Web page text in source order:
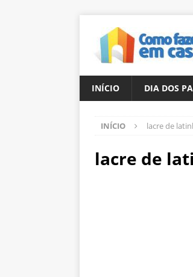
INÍCIO DIA DOS
INÍCIO lacre de
lacre de